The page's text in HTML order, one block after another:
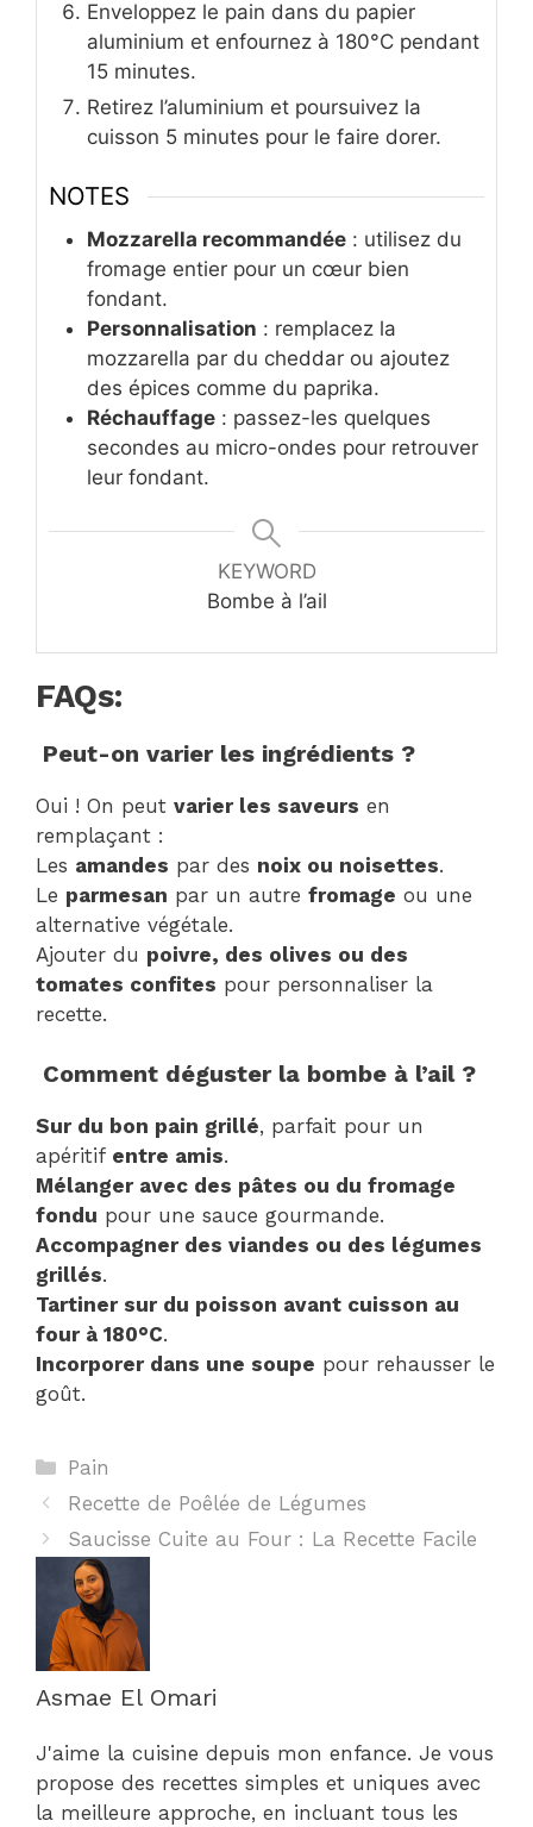
Enveloppez le pain dans du papier
aluminium et enfournez à 180°C pendant
15 minutes.
Retirez l’aluminium et poursuivez la
cuisson 5 minutes pour le faire dorer.
NOTES
Mozzarella recommandée : utilisez du
fromage entier pour un cœur bien
fondant.
Personnalisation : remplacez la
mozzarella par du cheddar ou ajoutez
des épices comme du paprika.
Réchauffage : passez-les quelques
secondes au micro-ondes pour retrouver
leur fondant.
KEYWORD
Bombe à l’ail
FAQs:
Peut-on varier les ingrédients ?
Oui ! On peut varier les saveurs en
remplaçant :
Les amandes par des noix ou noisettes.
Le parmesan par un autre fromage ou une
alternative végétale.
Ajouter du poivre, des olives ou des
tomates confites pour personnaliser la
recette.
Comment déguster la bombe à l’ail ?
Sur du bon pain grillé, parfait pour un
apéritif entre amis.
Mélanger avec des pâtes ou du fromage
fondu pour une sauce gourmande.
Accompagner des viandes ou des légumes
grillés.
Tartiner sur du poisson avant cuisson au
four à 180°C.
Incorporer dans une soupe pour rehausser le
goût.
Catégories
Pain
Recette de Poêlée de Légumes
Saucisse Cuite au Four : La Recette Facile
Asmae El Omari
J'aime la cuisine depuis mon enfance. Je vous
propose des recettes simples et uniques avec
la meilleure approche, en incluant tous les